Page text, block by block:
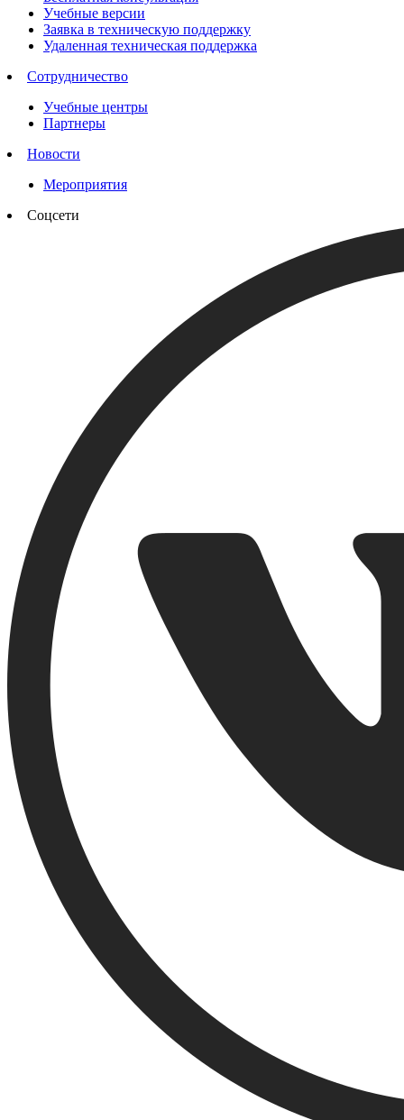
Учебные версии
Заявка в техническую поддержку
Удаленная техническая поддержка
Сотрудничество
Учебные центры
Партнеры
Новости
Мероприятия
Соцсети